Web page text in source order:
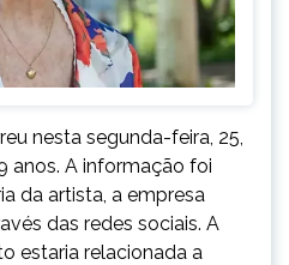
nesta segunda-feira, 25,
anos. A informação foi
da artista, a empresa
das redes sociais. A
estaria relacionada a